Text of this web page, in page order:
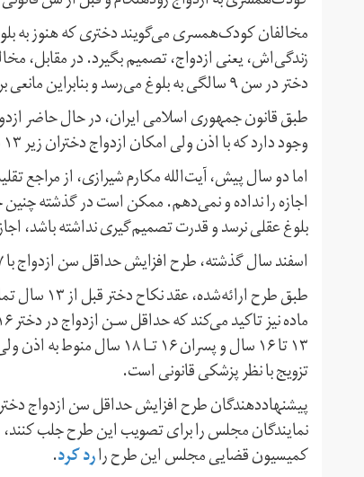
مخالفان کودک‌همسری می‌گویند دختری که هنوز به
زندگی‌اش، یعنی ازدواج، تصمیم بگیرد. در مقابل،
دختر در سن ۹ سالگی به بلوغ می‌رسد و بنابراین مانعی برای ازدواج ندارد.
وجود دارد که با اذن ولی امکان ازدواج دختران زیر ۱۳ سال هم وجود دارد.
اما دو سال پیش، آیت‌الله مکارم شیرازی، از مراجع
اجازه را نداده و نمی‌دهم. ممکن است در گذشته چنین
بلوغ عقلی نرسد و قدرت تصمیم‌گیری نداشته باشد،
اسفند سال گذشته، طرح افزایش حداقل سن ازدواج با ۶۷ امضای نمایندگان تقدیم هیات رییسه مجلس
۱۳ تا ۱۶ سال و پسران ۱۶
تزویج با نظر پزشکی‌ قانونی است.
پیشنهاد‌دهندگان طرح افزایش حداقل سن ازدواج
نمایندگان مجلس را برای تصویب این طرح جلب
کمیسیون قضایی مجلس این طرح رارد کرد.